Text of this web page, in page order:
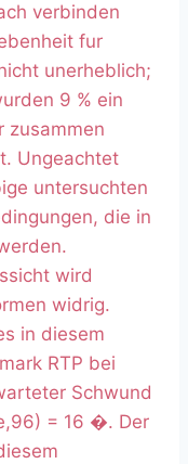
verbinden
fur
unerheblich;
9 % ein
zusammen
Ungeachtet
untersuchten
die in
wird
widrig.
in diesem
RTP bei
Schwund
= 16 �. Der